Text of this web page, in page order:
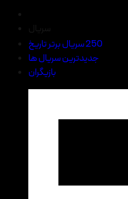
250 سریال برتر تاریخ
جدیدترین سریال ها
بازیگران